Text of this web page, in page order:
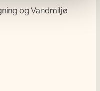
og Vandmiljø